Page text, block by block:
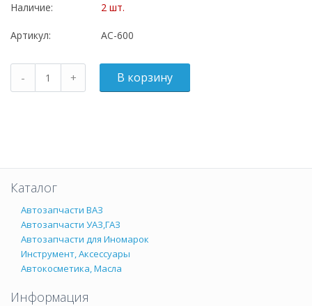
Наличие: 2 шт.
Артикул: АС-600
Каталог
Автозапчасти ВАЗ
Автозапчасти УАЗ,ГАЗ
Автозапчасти для Иномарок
Инструмент, Аксессуары
Автокосметика, Масла
Информация